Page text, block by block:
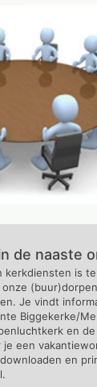
de naaste
kerkdiensten is
Je vindt
Biggekerke/
en
een
en